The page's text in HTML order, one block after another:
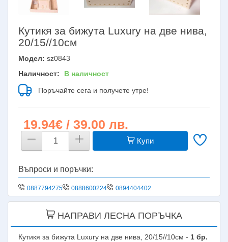
Кутикя за бижута Luxury на две нива,
20/15//10см
Модел: sz0843
Наличност:
В наличност
Поръчайте сега и получете утре!
19.94€ / 39.00 лв.
Купи
Въпроси и поръчки:
0887794275 0888600224 0894404402
НАПРАВИ ЛЕСНА ПОРЪЧКА
Кутикя за бижута Luxury на две нива, 20/15//10см - 1 бр.